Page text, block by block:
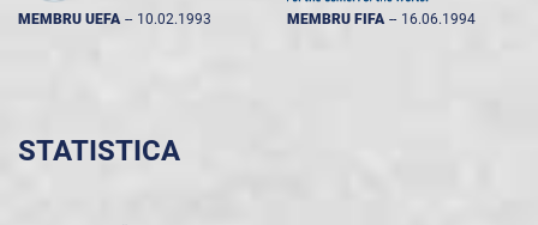
MEMBRU UEFA -- 10.02.1993 MEMBRU FIFA -- 16.06.1994
STATISTICA